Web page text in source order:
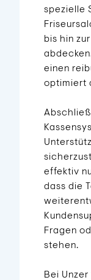
spezielle
bis hin
einen
optimiert
effektiv
dass die
Fragen
stehen.
Bei